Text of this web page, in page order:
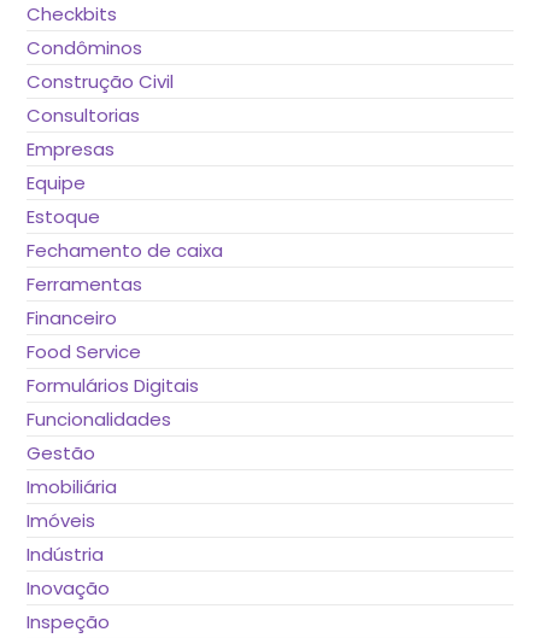
Checkbits
Condôminos
Construção Civil
Consultorias
Empresas
Equipe
Estoque
Fechamento de caixa
Ferramentas
Financeiro
Food Service
Formulários Digitais
Funcionalidades
Gestão
Imobiliária
Imóveis
Indústria
Inovação
Inspeção